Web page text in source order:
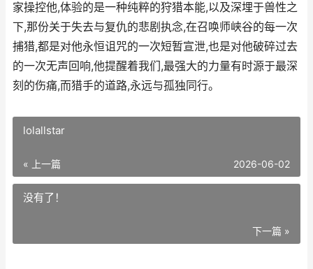
家操控他,体验的是一种纯粹的狩猎本能,以及深埋于兽性之
下,那份关于失去与复仇的悲剧执念,在召唤师峡谷的每一次
捕猎,都是对他永恒诅咒的一次短暂宣泄,也是对他破碎过去
的一次无声回响,他提醒着我们,最强大的力量有时源于最深
刻的伤痛,而猎手的道路,永远与孤独同行。
lolallstar
« 上一篇 2026-06-02
没有了！
下一篇 »